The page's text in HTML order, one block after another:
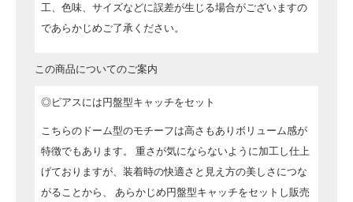
工、色味、サイズなどに誤差が生じる場合がございますの
であらかじめご了承ください。
この商品についてのご案内
◎ピアスには円盤型キャッチをセット
こちらのドーム型のモチーフは高さもありボリューム感が
特徴でもあります。
重さが気にならないように加工し仕上
げておりますが、装着時の快適さと見え方の美しさにつな
がることから、
あらかじめ円盤型キャッチをセットし販売